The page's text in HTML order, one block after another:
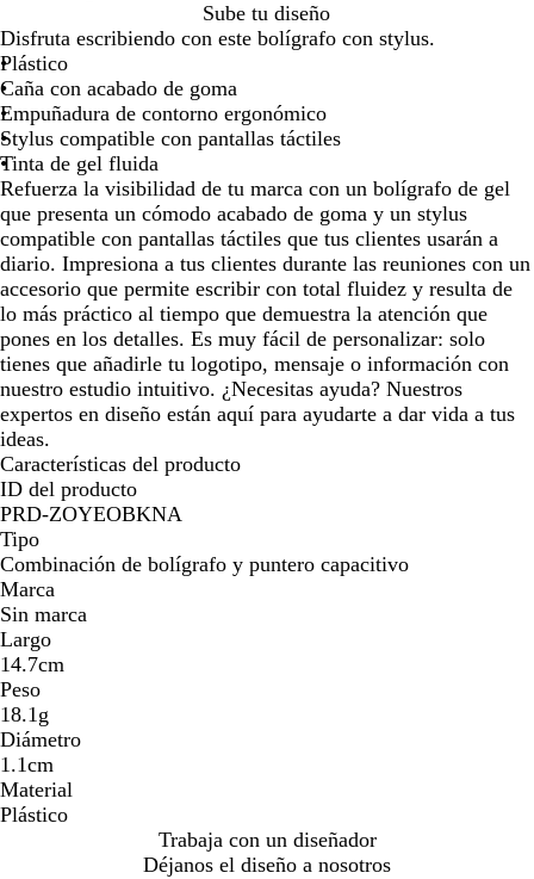
e
g
r
o
e
r
m
e
l
l
ó
n
l
o
m
i
z
o
z
u
l
m
a
r
i
n
o
Sube tu diseño
Disfruta escribiendo con este bolígrafo con stylus.
Plástico
Caña con acabado de goma
Empuñadura de contorno ergonómico
Stylus compatible con pantallas táctiles
Tinta de gel fluida
Refuerza la visibilidad de tu marca con un bolígrafo de gel
que presenta un cómodo acabado de goma y un stylus
compatible con pantallas táctiles que tus clientes usarán a
diario. Impresiona a tus clientes durante las reuniones con un
accesorio que permite escribir con total fluidez y resulta de
lo más práctico al tiempo que demuestra la atención que
pones en los detalles. Es muy fácil de personalizar: solo
tienes que añadirle tu logotipo, mensaje o información con
nuestro estudio intuitivo. ¿Necesitas ayuda? Nuestros
expertos en diseño están aquí para ayudarte a dar vida a tus
ideas.
Características del producto
ID del producto
PRD-ZOYEOBKNA
Tipo
Combinación de bolígrafo y puntero capacitivo
Marca
Sin marca
Largo
14.7cm
Peso
18.1g
Diámetro
1.1cm
Material
Plástico
Trabaja con un diseñador
Déjanos el diseño a nosotros